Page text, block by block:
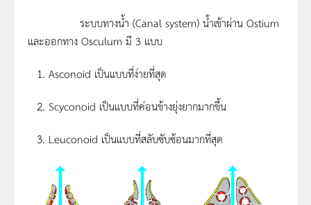
ระบบทางน้ำ (Canal system) น้ำเข้าผ่าน Ostium
และออกทาง Osculum มี 3 แบบ
Asconoid เป็นแบบที่ง่ายที่สุด
Scyconoid เป็นแบบที่ค่อนข้างยุ่งยากมากขึ้น
Leuconoid เป็นแบบที่สลับซับซ้อนมากที่สุด